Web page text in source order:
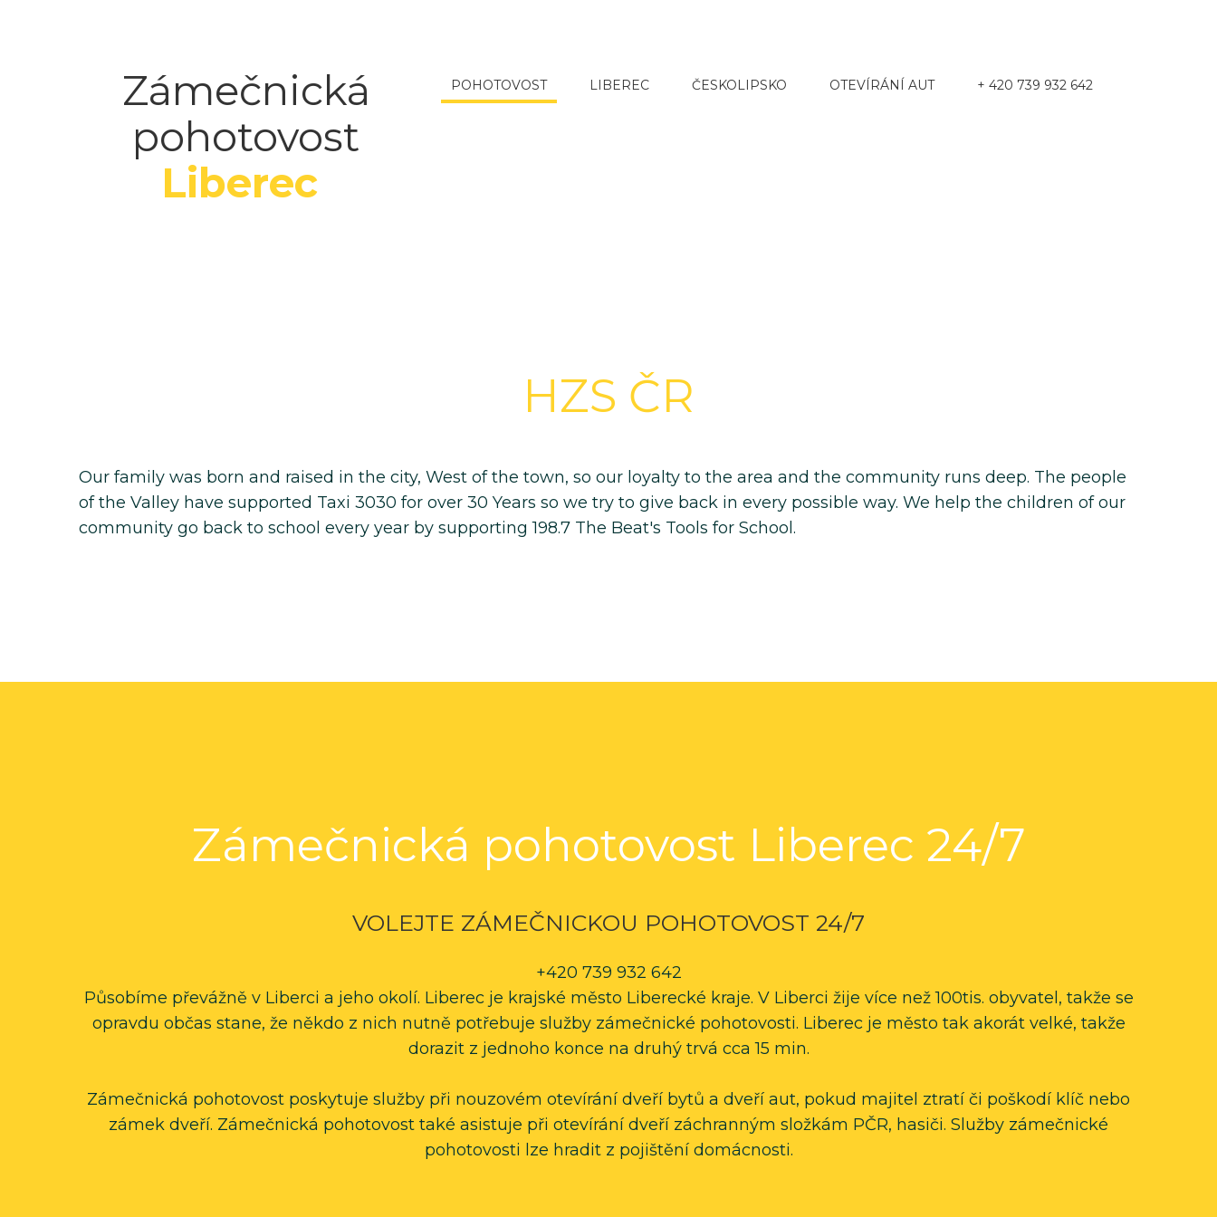
Zámečnická
pohotovost
Liberec
POHOTOVOST LIBEREC ČESKOLIPSKO OTEVÍRÁNÍ AUT + 420 739 932 642
HZS ČR
Our family was born and raised in the city, West of the town, so our loyalty to the area and the community runs deep. The people
of the Valley have supported Taxi 3030 for over 30 Years so we try to give back in every possible way. We help the children of our
community go back to school every year by supporting 198.7 The Beat's Tools for School.
Zámečnická pohotovost Liberec 24/7
VOLEJTE ZÁMEČNICKOU POHOTOVOST 24/7
+420 739 932 642
Působíme převážně v Liberci a jeho okolí. Liberec je krajské město Liberecké kraje. V Liberci žije více než 100tis. obyvatel, takže se
opravdu občas stane, že někdo z nich nutně potřebuje služby zámečnické pohotovosti. Liberec je město tak akorát velké, takže
dorazit z jednoho konce na druhý trvá cca 15 min.
Zámečnická pohotovost poskytuje služby při nouzovém otevírání dveří bytů a dveří aut, pokud majitel ztratí či poškodí klíč nebo
zámek dveří. Zámečnická pohotovost také asistuje při otevírání dveří záchranným složkám PČR, hasiči. Služby zámečnické
pohotovosti lze hradit z pojištění domácnosti.